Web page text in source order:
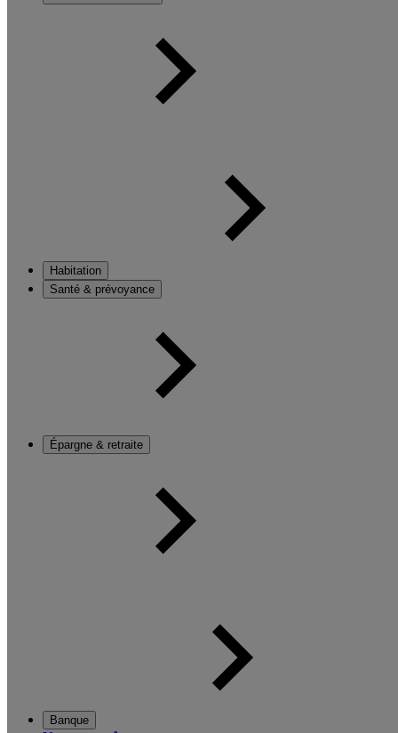
Habitation
Santé & prévoyance
Épargne & retraite
Banque